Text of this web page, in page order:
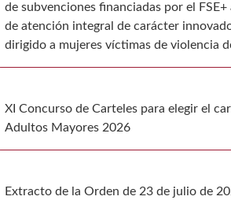
de subvenciones financiadas por el
de atención integral de carácter
dirigido a mujeres víctimas de violencia
XI Concurso de Carteles para elegir el
Adultos Mayores 2026
Extracto de la Orden de 23 de julio de